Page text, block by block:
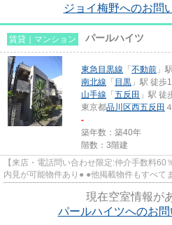
ジョイ梅野へのお問
賃貸｜マンション パールハイツ
東急目黒線 「 不動前 」
南北線 「 目黒 」駅 徒歩
山手線 「 五反田 」駅 徒
東京都品川区西五反田
-
築年数：築40年
階数：3階建
【来店・電話問い合わせ限定:仲介手数料
内見が可能物件あり● ●他掲載物件もすべて
現在空室情報が
パールハイツへのお